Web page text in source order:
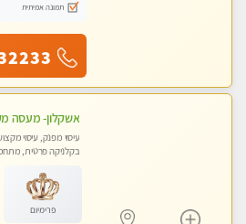
תמונה אמיתית
עיסוי מפנק, עיסוי
בקלניקה פרטית,
טנטרה
פרימיום